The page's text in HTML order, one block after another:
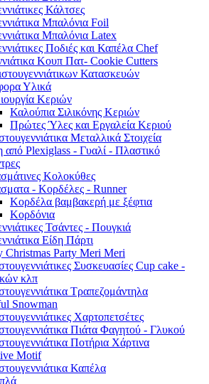
Κάλτσες
Μπαλόνια Foil
Μπαλόνια Latex
Ποδιές και Καπέλα Chef
Κουπ Πατ- Cookie Cutters
Κατασκευών
Υλικά
Κεριών
Καλούπια Σιλικόνης Κεριών
Πρώτες Ύλες και Εργαλεία Κεριού
Μεταλλικά Στοιχεία
από Plexiglass - Γυαλί - Πλαστικό
Κολοκύθες
- Κορδέλες - Runner
Κορδέλα βαμβακερή με ξέφτια
Κορδόνια
Τσάντες - Πουγκιά
Είδη Πάρτι
Christmas Party Meri Meri
Συσκευασίες Cup cake -
κλπ
Τραπεζομάντηλα
Snowman
Χαρτοπετσέτες
Πιάτα Φαγητού - Γλυκού
Ποτήρια Χάρτινα
Motif
Καπέλα